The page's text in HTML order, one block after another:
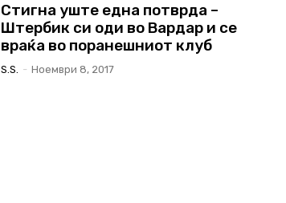
Стигна уште една потврда –
Штербик си оди во Вардар и се
враќа во поранешниот клуб
S.s. - Ноември 8, 2017